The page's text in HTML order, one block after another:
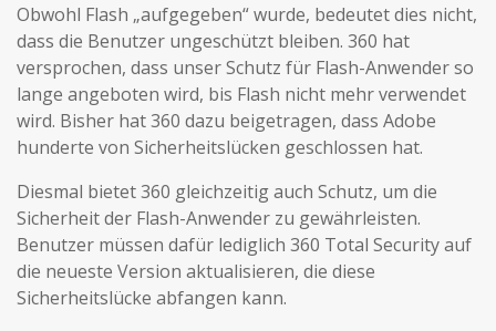
Obwohl Flash „aufgegeben“ wurde, bedeutet dies nicht,
dass die Benutzer ungeschützt bleiben. 360 hat
versprochen, dass unser Schutz für Flash-Anwender so
lange angeboten wird, bis Flash nicht mehr verwendet
wird. Bisher hat 360 dazu beigetragen, dass Adobe
hunderte von Sicherheitslücken geschlossen hat.
Diesmal bietet 360 gleichzeitig auch Schutz, um die
Sicherheit der Flash-Anwender zu gewährleisten.
Benutzer müssen dafür lediglich 360 Total Security auf
die neueste Version aktualisieren, die diese
Sicherheitslücke abfangen kann.